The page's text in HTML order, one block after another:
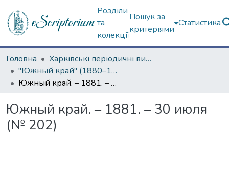
Розділи
та
колекції
Пошук за
критеріями
Статистика
Головна
Харківські періодичні видання
"Южный край" (1880–1919 гг.)
Южный край. – 1881. – 30 июля (№ 202)
Южный край. – 1881. – 30 июля
(№ 202)